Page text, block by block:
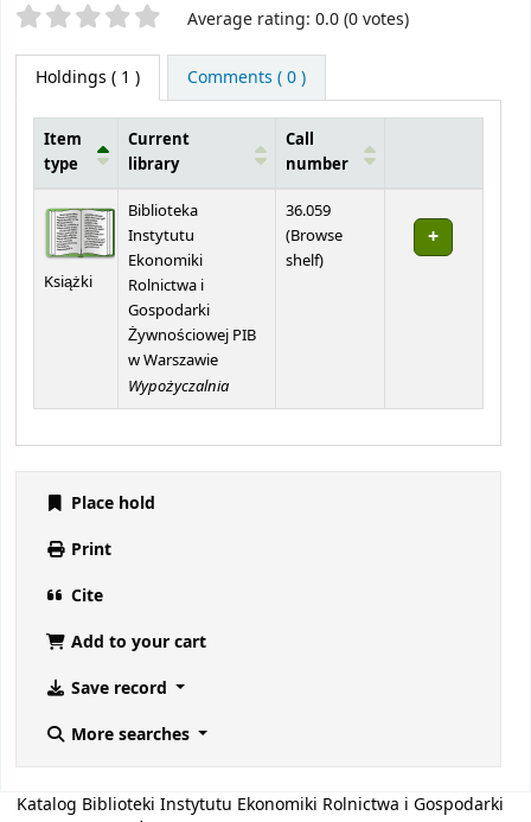
Star ratings Average rating: 0.0 (0 votes)
Holdings ( 1 ) Comments ( 0 )
Item
type
Current
library
Call
number
Książki
Biblioteka
Instytutu
Ekonomiki
Rolnictwa i
Gospodarki
Żywnościowej PIB
w Warszawie
Wypożyczalnia
36.059
(Browse
shelf(Opens below)
)
Place hold
Print
Cite
Add to your cart
Save record
More searches
Katalog Biblioteki Instytutu Ekonomiki Rolnictwa i Gospodarki